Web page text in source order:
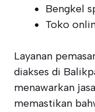
Bengkel
Toko
Layanan
diakses di
menawarkan
memastikan